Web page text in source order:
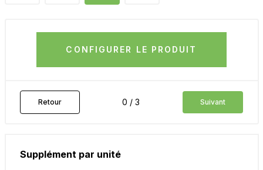
CONFIGURER LE PRODUIT
Retour 0 / 3 Suivant
Supplément par unité